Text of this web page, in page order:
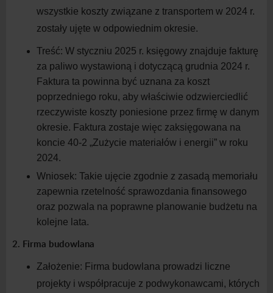
wszystkie koszty związane z transportem w 2024 r.
zostały ujęte w odpowiednim okresie.
Treść: W styczniu 2025 r. księgowy znajduje fakturę
za paliwo wystawioną i dotyczącą grudnia 2024 r.
Faktura ta powinna być uznana za koszt
poprzedniego roku, aby właściwie odzwierciedlić
rzeczywiste koszty poniesione przez firmę w danym
okresie. Faktura zostaje więc zaksięgowana na
koncie 40-2 „Zużycie materiałów i energii” w roku
2024.
Wniosek: Takie ujęcie zgodnie z zasadą memoriału
zapewnia rzetelność sprawozdania finansowego
oraz pozwala na poprawne planowanie budżetu na
kolejne lata.
2. Firma budowlana
Założenie: Firma budowlana prowadzi liczne
projekty i współpracuje z podwykonawcami, których